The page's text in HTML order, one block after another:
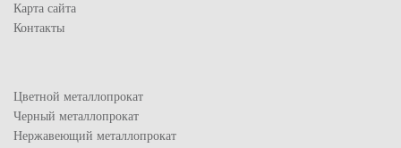
Карта сайта
Контакты
Цветной металлопрокат
Черный металлопрокат
Нержавеющий металлопрокат